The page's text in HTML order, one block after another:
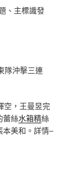
、主標識發
隊沖擊三連
空，王曼昱完
蕾絲水箱精絲
本美和。詳情–